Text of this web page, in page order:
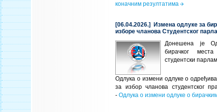
коначним резултатима
[06.04.2026.] Измена одлуке за
изборе чланова Студентског
Донешена је
бирачког
студентски
Одлука о измени одлуке о
за избор чланова студентског
- Одлука о измени одлуке о